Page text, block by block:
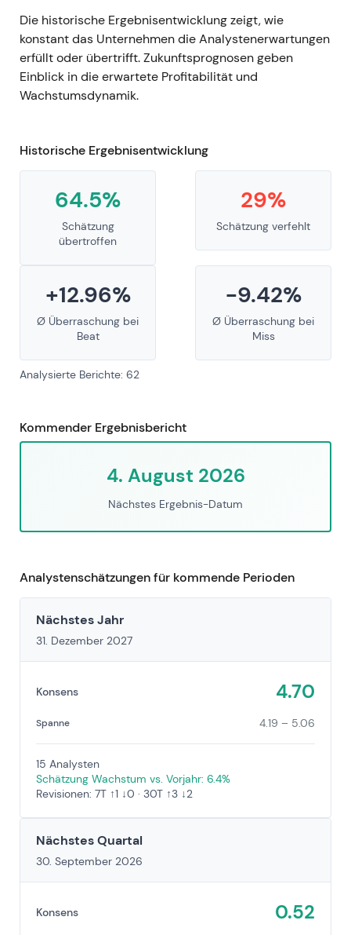
Die historische Ergebnisentwicklung zeigt, wie
konstant das Unternehmen die Analystenerwartungen
erfüllt oder übertrifft. Zukunftsprognosen geben
Einblick in die erwartete Profitabilität und
Wachstumsdynamik.
Historische Ergebnisentwicklung
64.5%
Schätzung
übertroffen
29%
Schätzung verfehlt
+12.96%
Ø Überraschung bei
Beat
-9.42%
Ø Überraschung bei
Miss
Analysierte Berichte: 62
Kommender Ergebnisbericht
4. August 2026
Nächstes Ergebnis-Datum
Analystenschätzungen für kommende Perioden
Nächstes Jahr
31. Dezember 2027
Konsens 4.70
Spanne 4.19 – 5.06
15 Analysten
Schätzung Wachstum vs. Vorjahr: 6.4%
Revisionen: 7T ↑1 ↓0 · 30T ↑3 ↓2
Nächstes Quartal
30. September 2026
Konsens 0.52